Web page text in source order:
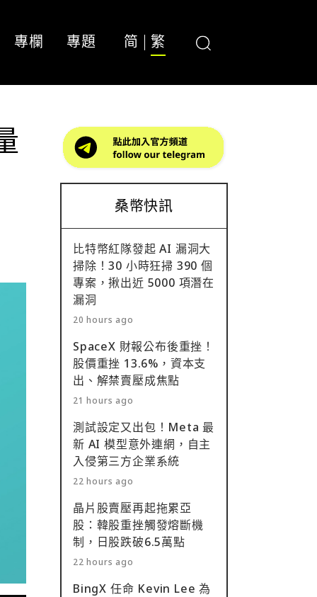
專欄 專題 简 繁
桑幣快訊
比特幣紅隊發起 AI 漏洞大
掃除！30 小時狂掃 390 個
專案，揪出近 5000 項潛在
漏洞
20 hours ago
SpaceX 財報公布後重挫！
股價重挫 13.6%，資本支
出、解禁賣壓成焦點
21 hours ago
測試設定又出包！Meta 最
新 AI 模型意外連網，自主
入侵第三方企業系統
22 hours ago
晶片股賣壓再起拖累亞
股：韓股重挫觸發熔斷機
制，日股跌破6.5萬點
22 hours ago
BingX 任命 Kevin Lee 為